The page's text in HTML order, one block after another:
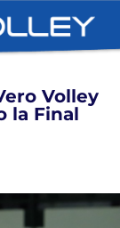
Volley
la Final